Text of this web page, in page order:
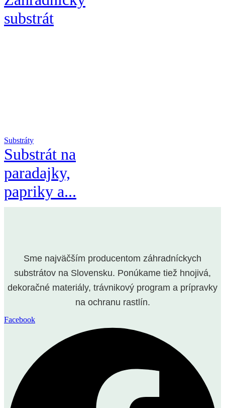
substrát
Substráty
Substrát na
paradajky,
papriky a...
Sme najväčším producentom záhradníckych
substrátov na Slovensku. Ponúkame tiež hnojivá,
dekoračné materiály, trávnikový program a prípravky
na ochranu rastlín.
Facebook